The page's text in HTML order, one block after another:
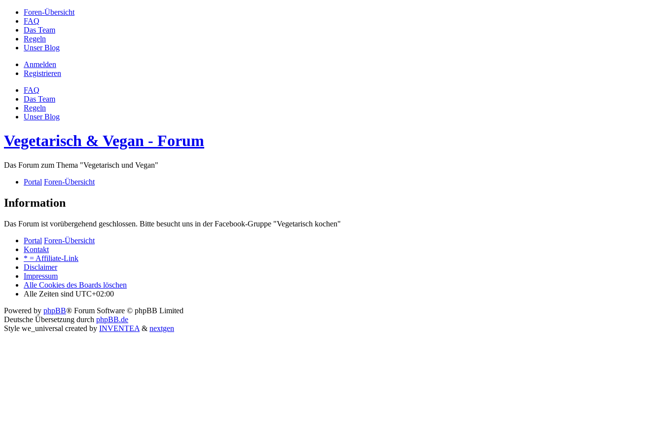
Foren-Übersicht
FAQ
Das Team
Regeln
Unser Blog
Anmelden
Registrieren
FAQ
Das Team
Regeln
Unser Blog
Vegetarisch & Vegan - Forum
Das Forum zum Thema "Vegetarisch und Vegan"
Portal Foren-Übersicht
Information
Das Forum ist vorübergehend geschlossen. Bitte besucht uns in der Facebook-Gruppe "Vegetarisch kochen"
Portal Foren-Übersicht
Kontakt
* = Affiliate-Link
Disclaimer
Impressum
Alle Cookies des Boards löschen
Alle Zeiten sind UTC+02:00
Powered by phpBB® Forum Software © phpBB Limited
Deutsche Übersetzung durch phpBB.de
Style we_universal created by INVENTEA & nextgen